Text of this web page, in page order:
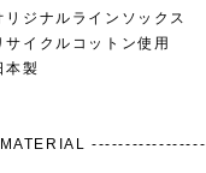
リジナルラインソックス
サイクルコットン使用
本製